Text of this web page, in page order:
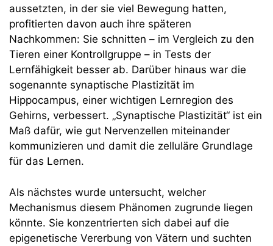
aussetzten, in der sie viel Bewegung hatten,
profitierten davon auch ihre späteren
Nachkommen: Sie schnitten – im Vergleich zu den
Tieren einer Kontrollgruppe – in Tests der
Lernfähigkeit besser ab. Darüber hinaus war die
sogenannte synaptische Plastizität im
Hippocampus, einer wichtigen Lernregion des
Gehirns, verbessert. „Synaptische Plastizität“ ist ein
Maß dafür, wie gut Nervenzellen miteinander
kommunizieren und damit die zelluläre Grundlage
für das Lernen.
Als nächstes wurde untersucht, welcher
Mechanismus diesem Phänomen zugrunde liegen
könnte. Sie konzentrierten sich dabei auf die
epigenetische Vererbung von Vätern und suchten